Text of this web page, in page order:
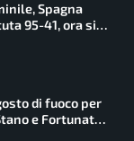
Spagna
95-41, ora si
di fuoco per
e Fortunato